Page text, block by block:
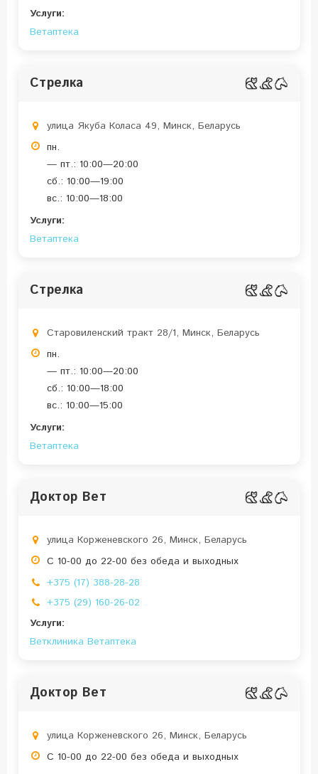
Услуги:
Ветаптека
Стрелка
улица Якуба Коласа 49, Минск, Беларусь
пн.
— пт.: 10:00—20:00
сб.: 10:00—19:00
вс.: 10:00—18:00
Услуги:
Ветаптека
Стрелка
Старовиленский тракт 28/1, Минск, Беларусь
пн.
— пт.: 10:00—20:00
сб.: 10:00—18:00
вс.: 10:00—15:00
Услуги:
Ветаптека
Доктор Вет
улица Корженевского 26, Минск, Беларусь
С 10-00 до 22-00 без обеда и выходных
+375 (17) 388-28-28
+375 (29) 160-26-02
Услуги:
Ветклиника Ветаптека
Доктор Вет
улица Корженевского 26, Минск, Беларусь
С 10-00 до 22-00 без обеда и выходных